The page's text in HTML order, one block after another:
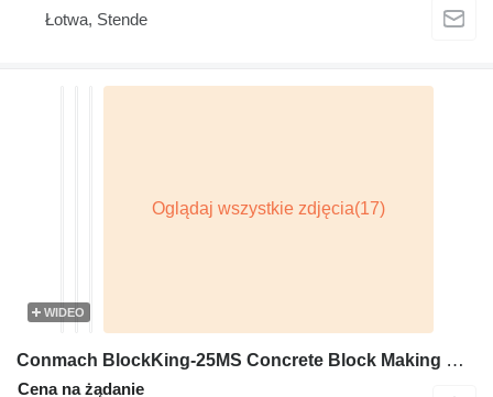
Łotwa, Stende
WIDEO
Conmach BlockKing-25MS Concrete Block Making Machine -10.000 units/shift
Cena na żądanie